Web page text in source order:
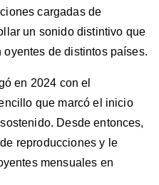
cargadas de
un sonido distintivo que
de distintos países.
en 2024 con el
que marcó el inicio
Desde entonces,
reproducciones y le
mensuales en